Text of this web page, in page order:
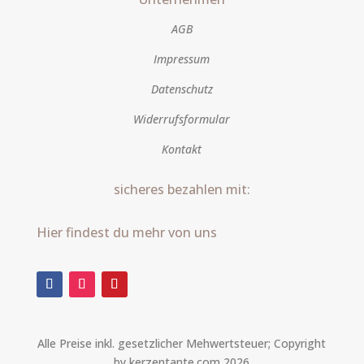
AGB
Impressum
Datenschutz
Widerrufsformular
Kontakt
sicheres bezahlen mit:
Hier findest du mehr von uns
Alle Preise inkl. gesetzlicher Mehwertsteuer; Copyright